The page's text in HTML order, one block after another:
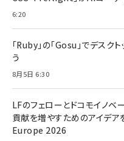
6:20
「Ruby」の「Gosu」でデスク
う
8月5日 6:30
LFのフェローとドコモイノベ
貢献を増やすためのアイデ
Europe 2026